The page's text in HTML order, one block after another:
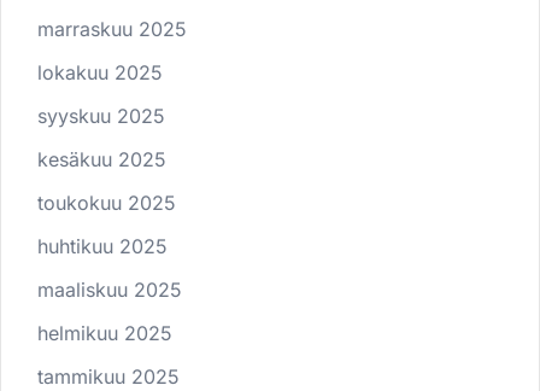
marraskuu 2025
lokakuu 2025
syyskuu 2025
kesäkuu 2025
toukokuu 2025
huhtikuu 2025
maaliskuu 2025
helmikuu 2025
tammikuu 2025